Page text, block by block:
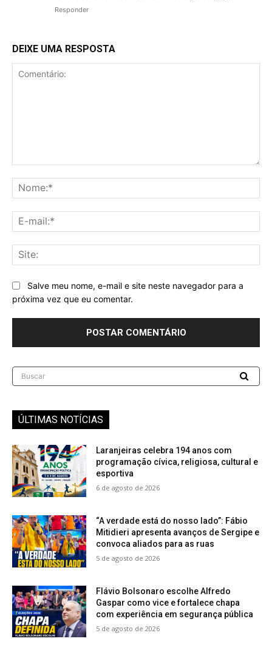
Responder
DEIXE UMA RESPOSTA
Salve meu nome, e-mail e site neste navegador para a
próxima vez que eu comentar.
Buscar
ÚLTIMAS NOTÍCIAS
Laranjeiras celebra 194 anos com
programação cívica, religiosa, cultural e
esportiva
6 de agosto de 2026
“A verdade está do nosso lado”: Fábio
Mitidieri apresenta avanços de Sergipe e
convoca aliados para as ruas
5 de agosto de 2026
Flávio Bolsonaro escolhe Alfredo
Gaspar como vice e fortalece chapa
com experiência em segurança pública
5 de agosto de 2026